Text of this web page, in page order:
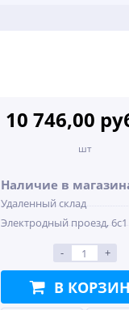
10 746,00
шт
Наличие в
Удаленный склад
Электродный проезд, 6с1
- +
В